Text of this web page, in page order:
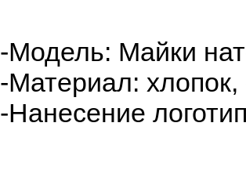
-Модель: Майки
-Материал:
-Нанесение